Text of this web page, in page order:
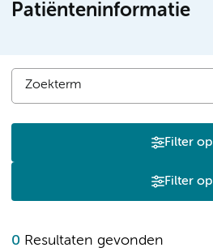
Patiënteninformatie
Filter op
Filter op
0 Resultaten gevonden